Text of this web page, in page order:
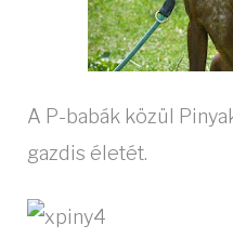
A P-babák közül
gazdis életét.